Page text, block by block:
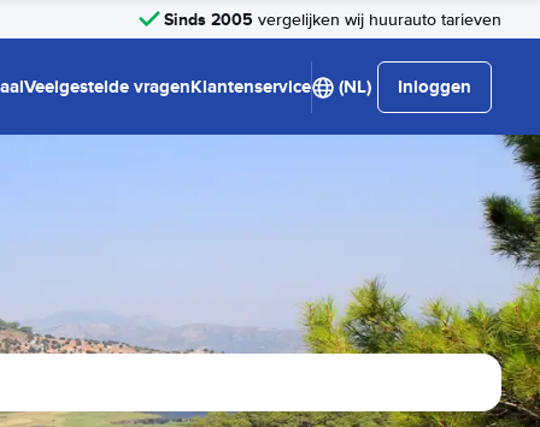
Sinds 2005 vergelijken wij huurauto tarieven
Veelgestelde vragenKlantenservice (NL) Inloggen